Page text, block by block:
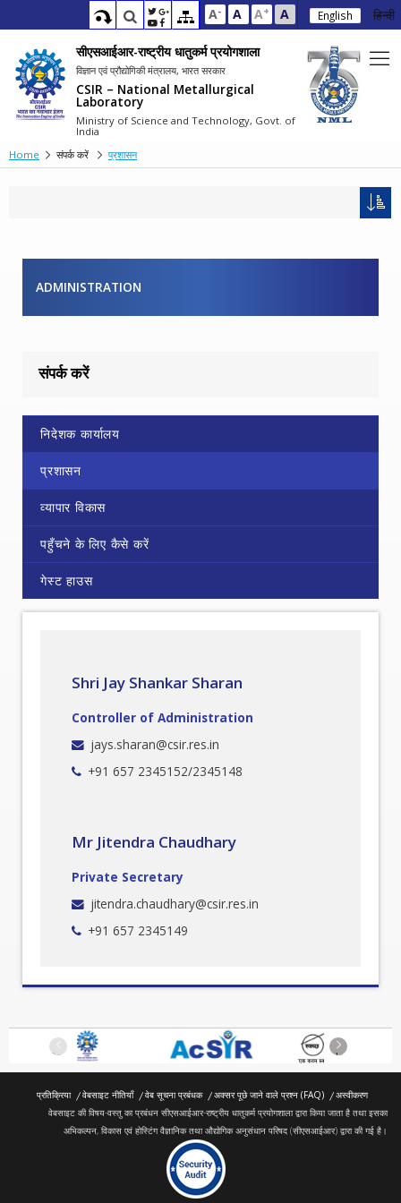
A- A A+ A English हिन्दी
सीएसआईआर-राष्ट्रीय धातुकर्म प्रयोगशाला
विज्ञान एवं प्रौद्योगिकी मंत्रालय, भारत सरकार
CSIR – National Metallurgical
Laboratory
Ministry of Science and Technology, Govt. of
India
Home
संपर्क करें प्रशासन
ADMINISTRATION
संपर्क करें
निदेशक कार्यालय
प्रशासन
व्यापार विकास
पहुँचने के लिए कैसे करें
गेस्ट हाउस
Shri Jay Shankar Sharan
Controller of Administration
jays.sharan@csir.res.in
+91 657 2345152/2345148
Mr Jitendra Chaudhary
Private Secretary
jitendra.chaudhary@csir.res.in
+91 657 2345149
Previous Next
प्रतिक्रिया वेबसाइट नीतियाँ वेब सूचना प्रबंधक अक्सर पूछे जाने वाले प्रश्न (FAQ)
अस्वीकरण
वेबसाइट की विषय-वस्तु का प्रबंधन सीएसआईआर-राष्ट्रीय धातुकर्म प्रयोगशाला द्वारा किया जाता है तथा इसका
अभिकल्पन, विकास एवं होस्टिंग वैज्ञानिक तथा औद्योगिक अनुसंधान परिषद (सीएसआईआर) द्वारा की गई है।